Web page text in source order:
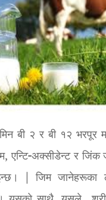
बी २ र बी १२ भरपूर
एन्टि-अक्सीडेन्ट र
| जिम जानेहरूका